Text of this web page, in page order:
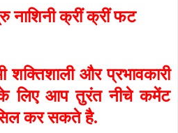
नाशिनी क्रीं क्रीं फट
और प्रभावकारी
लिए आप तुरंत नीचे कमेंट
कर सकते है.